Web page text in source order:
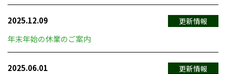
2025.12.09
年末年始の休業のご案内
更新情報
2025.06.01
更新情報